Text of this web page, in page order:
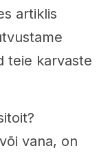
artiklis
teie karvaste
vana, on